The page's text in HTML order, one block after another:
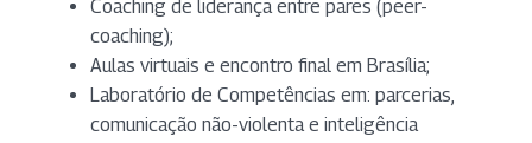
Coaching de liderança entre pares (peer-
coaching);
Aulas virtuais e encontro final em Brasília;
Laboratório de Competências em: parcerias,
comunicação não-violenta e inteligência